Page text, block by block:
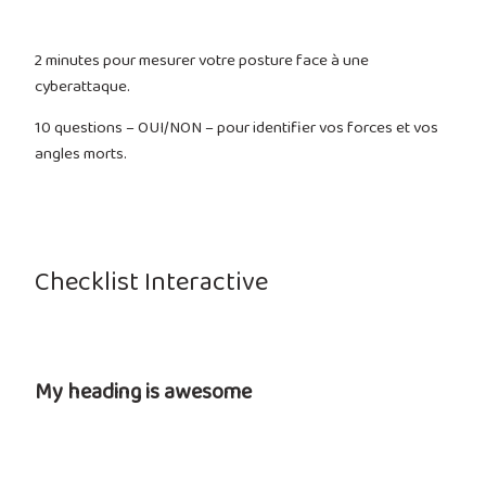
2 minutes pour mesurer votre posture face à une
cyberattaque.
10 questions – OUI/NON – pour identifier vos forces et vos
angles morts.
Checklist Interactive
My heading is awesome